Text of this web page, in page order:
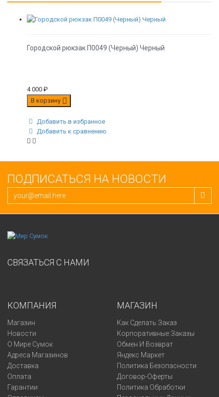
Городской рюкзак П0049 (Черный) Черный
4 000 ₽
В корзину
Добавить в избранное
Добавить к сравнению
ПОДПИСАТЬСЯ НА НОВОСТИ
СВЯЗАТЬСЯ С НАМИ
КОМПАНИЯ
Магазин
Новости
О Мире Сумок
Адреса Магазинов
Доставка
Оплата
Гарантии
МАГАЗИН
Как Сделать Заказ
Корпоративные Заказы
Обмен И Возврат
Яндекс Маркет
Политика Безопасности
Договор-Оферты
Политика Обработки